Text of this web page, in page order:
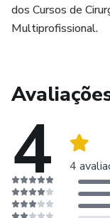
dos Cursos de
Multiprofissional.
4 4